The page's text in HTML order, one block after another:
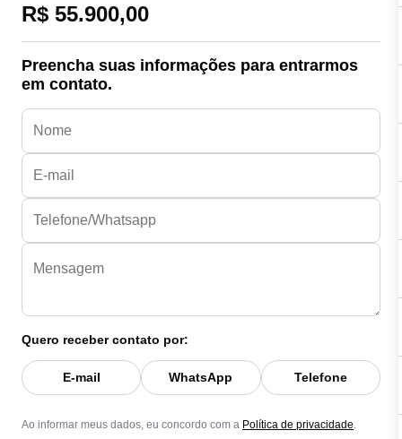
R$ 55.900,00
Preencha suas informações para entrarmos
em contato.
Quero receber contato por:
E-mail WhatsApp Telefone
Ao informar meus dados, eu concordo com a Política de privacidade